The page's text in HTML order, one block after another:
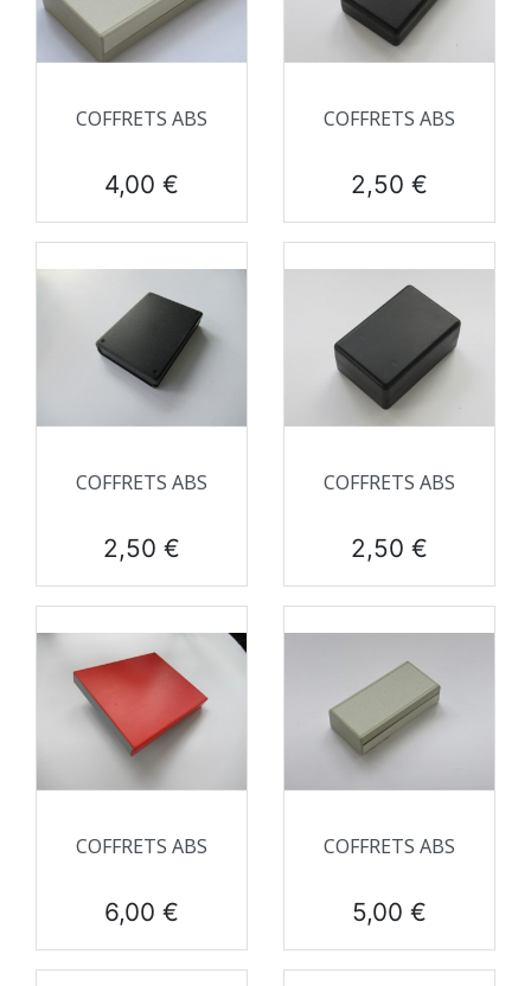
COFFRETS ABS
Prix
4,00 €
COFFRETS ABS
Prix
2,50 €
COFFRETS ABS
Prix
2,50 €
COFFRETS ABS
Prix
2,50 €
COFFRETS ABS
Prix
6,00 €
COFFRETS ABS
Prix
5,00 €